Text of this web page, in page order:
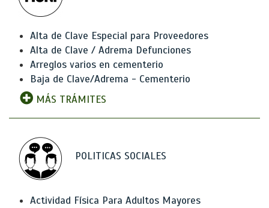
Alta de Clave Especial para Proveedores
Alta de Clave / Adrema Defunciones
Arreglos varios en cementerio
Baja de Clave/Adrema - Cementerio
MÁS TRÁMITES
POLITICAS SOCIALES
Actividad Física Para Adultos Mayores